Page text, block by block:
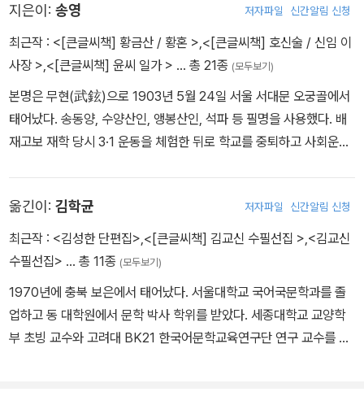
같이 어울녀지시여서 게시겟지요. 그보다도 더 더 확실하게 깃버하시
고 더 명낭한 자신을 가지고 게시겟지요.
-＜‘솜틀거리’에서 나온 소식(消息)＞ 중에서
지은이: 송영 저자파일 신간알림 신청
최근작 : <[큰글씨책] 황금산 / 황혼 > <[큰글씨책] 호신술 / 신임 이
사장 > <[큰글씨책] 윤씨 일가 > … 총 21종 (모두보기)
본명은 무현(武鉉)으로 1903년 5월 24일 서울 서대문 오궁골에서
태어났다. 송동양, 수양산인, 앵봉산인, 석파 등 필명을 사용했다. 배
재고보 재학 당시 3·1 운동을 체험한 뒤로 학교를 중퇴하고 사회운동
923년 무렵 일본으로 건너가 노동자 생활을 하면서 경험의 폭을 넓
히고 귀국했다. 1925년 7월 ≪개벽≫ 현상 공모에 ＜늘어가는 무리
＞가 당선하면서 등단했다. 이후 1935년까지 조선프롤레타리아예술
다. 카프가 해산한 뒤 1937년에는 동양극장 문예부원으로 활동하며
대중극 대본을 창작했다. 해방 이후 월북해 1946년 작가동맹상무위
원을 시작으로 조선연극인동맹위원장, 2∼4기 최고인민회의 대의원,
옮긴이: 김학균 저자파일 신간알림 신청
최근작 : <김성한 단편집> <[큰글씨책] 김교신 수필선집 > <김교신
수필선집> … 총 11종 (모두보기)
1970년에 충북 보은에서 태어났다. 서울대학교 국어국문학과를 졸
업하고 동 대학원에서 문학 박사 학위를 받았다. 세종대학교 교양학
부 초빙 교수와 고려대 BK21 한국어문학교육연구단 연구 교수를 지